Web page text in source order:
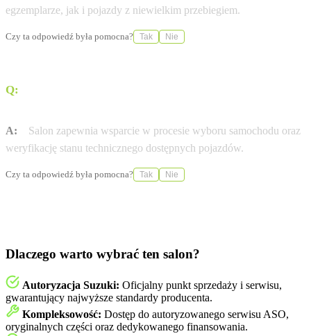
egzemplarze, jak i pojazdy z niewielkim przebiegiem.
Czy ta odpowiedź była pomocna? Tak Nie
Q:
A:
Salon zapewnia wsparcie w procesie wyboru samochodu oraz
weryfikację stanu technicznego dostępnych pojazdów.
Czy ta odpowiedź była pomocna? Tak Nie
Dlaczego warto wybrać ten salon?
Autoryzacja Suzuki: Oficjalny punkt sprzedaży i serwisu,
gwarantujący najwyższe standardy producenta.
Kompleksowość: Dostęp do autoryzowanego serwisu ASO,
oryginalnych części oraz dedykowanego finansowania.